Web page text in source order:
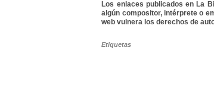
Los enlaces publicados en La
algún compositor, intérprete o
web vulnera los derechos de
Etiquetas